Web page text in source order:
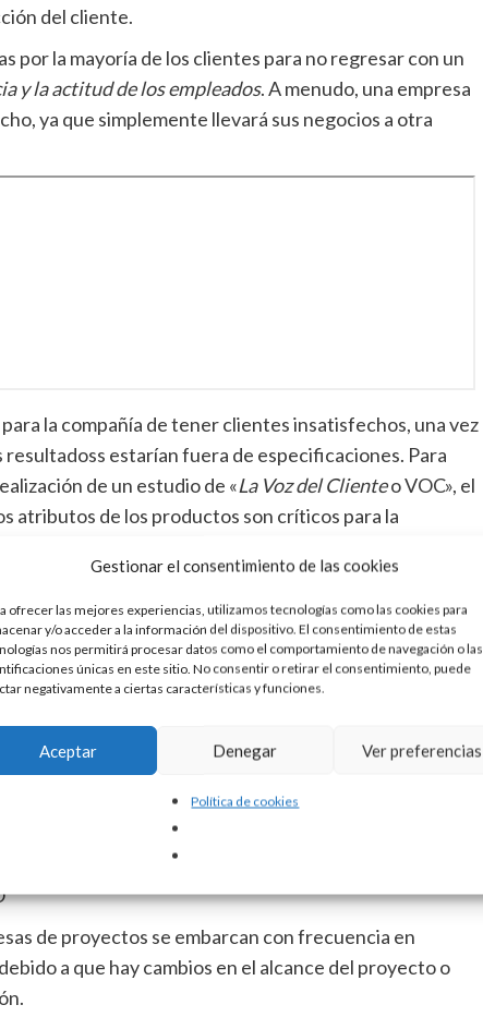
Gestionar el consentimiento de las cookies
ofrecer las mejores experiencias, utilizamos tecnologías como las cookies para
y/o acceder a la información del dispositivo. El consentimiento de estas
nos permitirá procesar datos como el comportamiento de navegación o las
únicas en este sitio. No consentir o retirar el consentimiento, puede
negativamente a ciertas características y funciones.
Aceptar Denegar Ver preferencias
Política de cookies
del cliente.
por la mayoría de los clientes para no regresar con un
y la actitud de los empleados. A menudo, una empresa
ya que simplemente llevará sus negocios a otra
la compañía de tener clientes insatisfechos, una vez
estarían fuera de especificaciones. Para
de un estudio de «La Voz del Clienteo VOC», el
atributos de los productos son críticos para la
que sus empleados actúen de una manera correcta
suficientemente motivado. En efecto, las
plenamente con los empleados han demostrado
en la productividad.
resolución de problemas bajo la metodología Six
ayudará a crear un clima y sistemas de motivación para
de proyectos se embarcan con frecuencia en
a que hay cambios en el alcance del proyecto o